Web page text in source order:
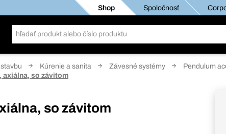
Shop Spoločnosť
Kúrenie a sanita Závesné systémy
Pendulum
axiálna, so závitom
so závitom